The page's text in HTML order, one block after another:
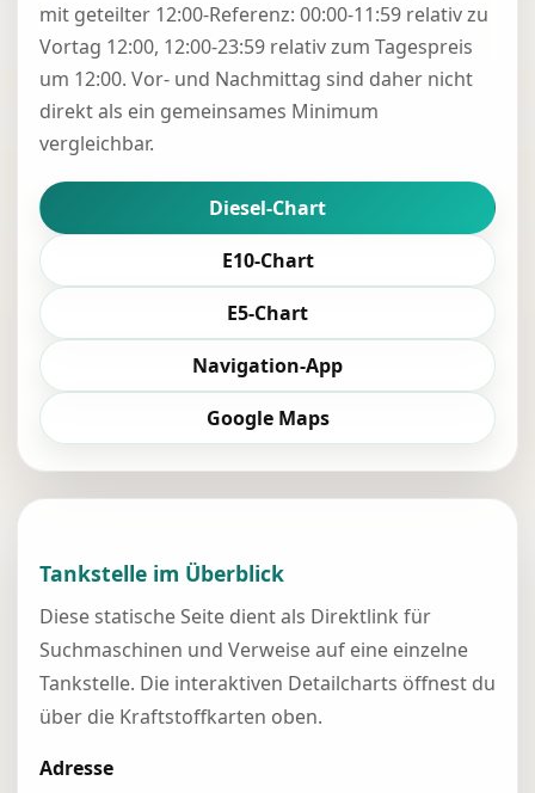
mit geteilter 12:00-Referenz: 00:00-11:59 relativ zu
Vortag 12:00, 12:00-23:59 relativ zum Tagespreis
um 12:00. Vor- und Nachmittag sind daher nicht
direkt als ein gemeinsames Minimum
vergleichbar.
Diesel-Chart
E10-Chart
E5-Chart
Navigation-App
Google Maps
Tankstelle im Überblick
Diese statische Seite dient als Direktlink für
Suchmaschinen und Verweise auf eine einzelne
Tankstelle. Die interaktiven Detailcharts öffnest du
über die Kraftstoffkarten oben.
Adresse